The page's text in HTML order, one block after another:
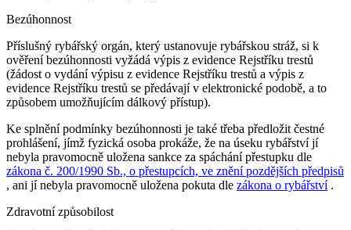
Bezúhonnost
Příslušný rybářský orgán, který ustanovuje rybářskou stráž, si k
ověření bezúhonnosti vyžádá výpis z evidence Rejstříku trestů
(žádost o vydání výpisu z evidence Rejstříku trestů a výpis z
evidence Rejstříku trestů se předávají v elektronické podobě, a to
způsobem umožňujícím dálkový přístup).
Ke splnění podmínky bezúhonnosti je také třeba předložit čestné
prohlášení, jímž fyzická osoba prokáže, že na úseku rybářství jí
nebyla pravomocně uložena sankce za spáchání přestupku dle
zákona č. 200/1990 Sb., o přestupcích, ve znění pozdějších předpisů
, ani jí nebyla pravomocně uložena pokuta dle zákona o rybářství.
Zdravotní způsobilost